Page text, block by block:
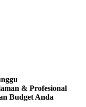
& Profesional
Budget Anda